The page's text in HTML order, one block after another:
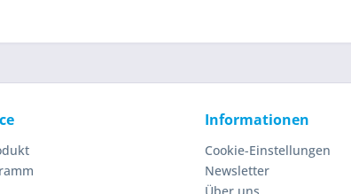
Informationen
Cookie-Einstellungen
Newsletter